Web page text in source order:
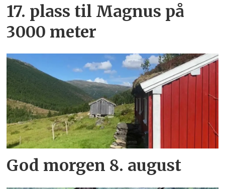
17. plass til Magnus på
3000 meter
God morgen 8. august